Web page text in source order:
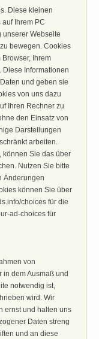
Diese kleinen
Ihrem PC
unserer Webseite
bewegen. Cookies
Ihrem
Diese Informationen
und geben sie
von uns dazu
Ihren Rechner zu
den Einsatz von
Darstellungen
arbeiten.
können Sie das über
Nutzen Sie bitte
Änderungen
können Sie über
choices für die
ad-choices für
von
in dem Ausmaß und
notwendig ist,
wird. Wir
ernst und halten uns
Daten streng
und an diese